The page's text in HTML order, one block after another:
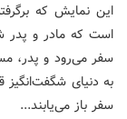
این نمایش که
است که مادر و پدر
سفر می‌رود و پدر،
به دنیای
سفر باز می‌یابند...